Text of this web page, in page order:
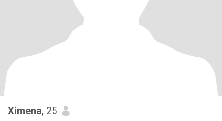
Ximena, 25